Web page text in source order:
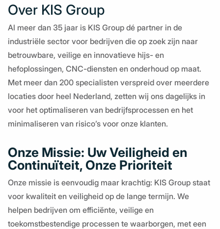
Over KIS Group
Al meer dan 35 jaar is KIS Group dé partner in de
industriële sector voor bedrijven die op zoek zijn naar
betrouwbare, veilige en innovatieve hijs- en
hefoplossingen, CNC-diensten en onderhoud op maat.
Met meer dan 200 specialisten verspreid over meerdere
locaties door heel Nederland, zetten wij ons dagelijks in
voor het optimaliseren van bedrijfsprocessen en het
minimaliseren van risico’s voor onze klanten.
Onze Missie: Uw Veiligheid en
Continuïteit, Onze Prioriteit
Onze missie is eenvoudig maar krachtig: KIS Group staat
voor kwaliteit en veiligheid op de lange termijn. We
helpen bedrijven om efficiënte, veilige en
toekomstbestendige processen te waarborgen, met een